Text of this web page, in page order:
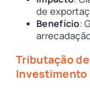
de
Benefício:
Tributação
Investimento